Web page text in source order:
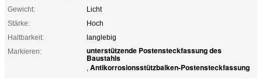
Gewicht:
Licht
Stärke:
Hoch
Haltbarkeit:
langlebig
Markieren:
unterstützende Postensteckfassung des
Baustahls
, Antikorrosionsstützbalken-Postensteckfassung